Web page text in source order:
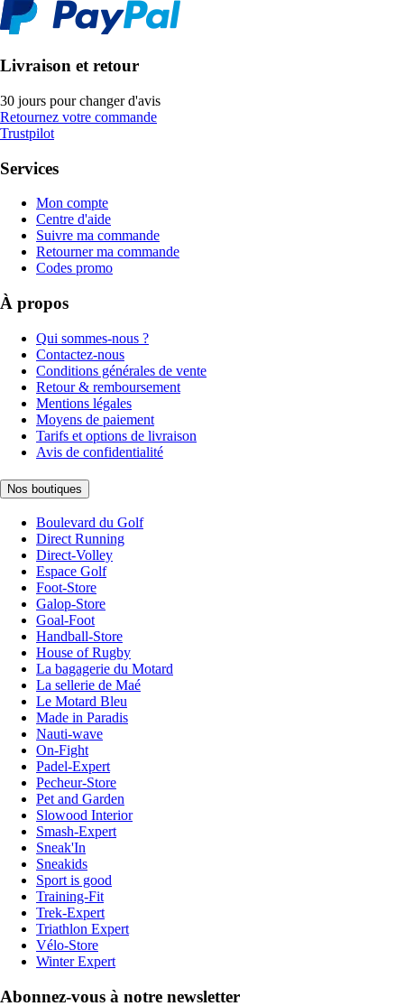
Livraison et retour
30 jours pour changer d'avis
Retournez votre commande
Trustpilot
Services
Mon compte
Centre d'aide
Suivre ma commande
Retourner ma commande
Codes promo
À propos
Qui sommes-nous ?
Contactez-nous
Conditions générales de vente
Retour & remboursement
Mentions légales
Moyens de paiement
Tarifs et options de livraison
Avis de confidentialité
Nos boutiques
Boulevard du Golf
Direct Running
Direct-Volley
Espace Golf
Foot-Store
Galop-Store
Goal-Foot
Handball-Store
House of Rugby
La bagagerie du Motard
La sellerie de Maé
Le Motard Bleu
Made in Paradis
Nauti-wave
On-Fight
Padel-Expert
Pecheur-Store
Pet and Garden
Slowood Interior
Smash-Expert
Sneak'In
Sneakids
Sport is good
Training-Fit
Trek-Expert
Triathlon Expert
Vélo-Store
Winter Expert
Abonnez-vous à notre newsletter